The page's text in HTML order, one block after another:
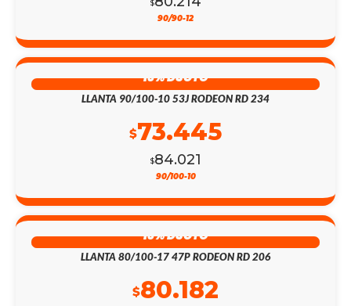
$
90/90-12
13% DSCTO
LLANTA 90/100-10 53J RODEON RD 234
$84.021
$73.445
90/100-10
13% DSCTO
LLANTA 80/100-17 47P RODEON RD 206
$80.182